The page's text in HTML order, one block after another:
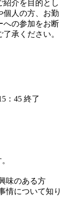
紹介を目的とし
個人の方、お勤
への参加をお断
承ください。
：45 終了
味のある方
情について知り